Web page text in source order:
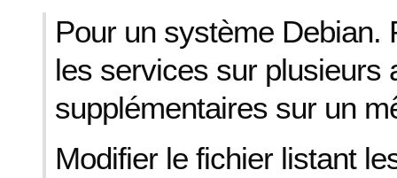
Pour un système Debian.
les services sur plusieurs
supplémentaires sur un
Modifier le fichier listant